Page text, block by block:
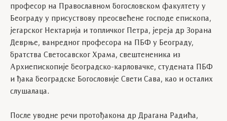
професор на Православном богословском факултету у
Београду у присуствову преосвећене господе епископа,
јегарског Нектарија и топличког Петра, јереја др Зорана
Деврње, ванредног професора на ПБФ у Београду,
братства Светосавског Храма, свештененика из
Архиепископије београдско-карловачке, студената ПБФ
и ђака београдске Богословије Свети Сава, као и осталих
слушалаца.
После уводне речи протођакона др Драгана Радића,